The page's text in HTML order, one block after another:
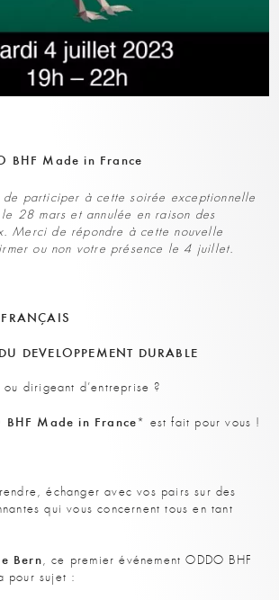
BHF Made in France
de participer à cette soirée exceptionnelle
28 mars et annulée en raison des
Merci de répondre à cette nouvelle
ou non votre présence le 4 juillet.
DEVELOPPEMENT DURABLE
ou dirigeant d’entreprise ?
BHF Made in France* est fait pour vous !
échanger avec vos pairs sur des
qui vous concernent tous en tant
Bern, ce premier événement ODDO BHF
pour sujet :